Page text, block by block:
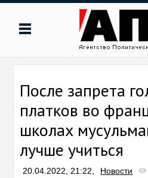
После запрета
платков во
школах
лучше учиться
20.04.2022, 21:22, Новости